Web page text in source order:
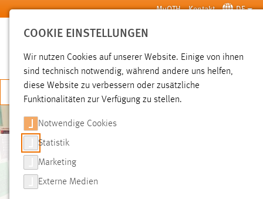
Zum Hauptinhalt springen MyOTH Kontakt DE
SUCHE
JETZT BEWERBEN
3D-DRUCK UND 4D-
ANTHROPOMORPHE
PHANTOME
COOKIE EINSTELLUNGEN
Wir nutzen Cookies auf unserer Website. Einige von ihnen
sind technisch notwendig, während andere uns helfen,
diese Website zu verbessern oder zusätzliche
Funktionalitäten zur Verfügung zu stellen.
Notwendige Cookies
Statistik
Marketing
Externe Medien